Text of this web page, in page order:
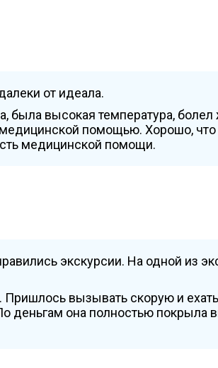
от идеала.
была высокая температура, болел
помощью. Хорошо,
медицинской помощи.
экскурсии. На одной из
вызывать скорую и
деньгам она полностью покрыла